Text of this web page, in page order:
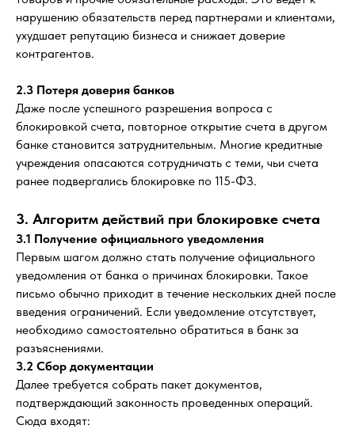
нарушению обязательств перед партнерами и клиентами,
ухудшает репутацию бизнеса и снижает доверие
контрагентов.
2.3 Потеря доверия банков
Даже после успешного разрешения вопроса с
блокировкой счета, повторное открытие счета в другом
банке становится затруднительным. Многие кредитные
учреждения опасаются сотрудничать с теми, чьи счета
ранее подвергались блокировке по 115-ФЗ.
3. Алгоритм действий при блокировке счета
3.1 Получение официального уведомления
Первым шагом должно стать получение официального
уведомления от банка о причинах блокировки. Такое
письмо обычно приходит в течение нескольких дней после
введения ограничений. Если уведомление отсутствует,
необходимо самостоятельно обратиться в банк за
разъяснениями.
3.2 Сбор документации
Далее требуется собрать пакет документов,
подтверждающий законность проведенных операций.
Сюда входят: